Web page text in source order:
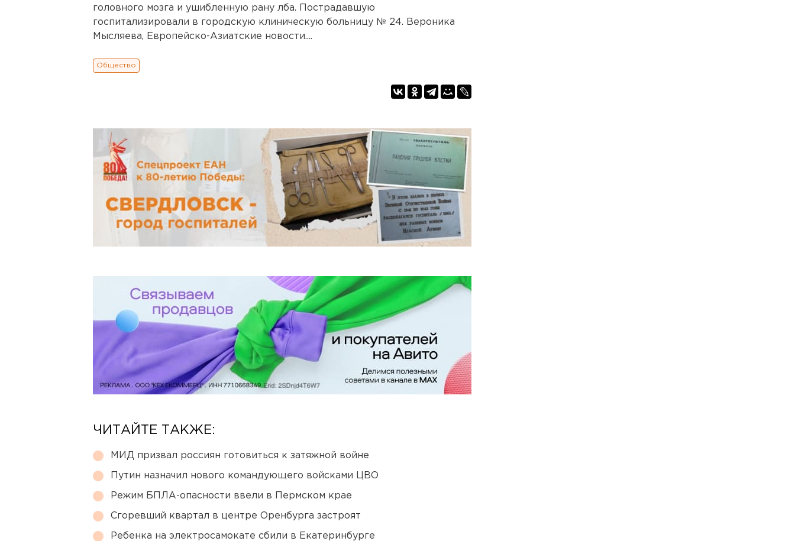
головного мозга и ушибленную рану лба. Пострадавшую
госпитализировали в городскую клиническую больницу № 24. Вероника
Мысляева, Европейско-Азиатские новости....
Общество
ЧИТАЙТЕ ТАКЖЕ:
МИД призвал россиян готовиться к затяжной войне
Путин назначил нового командующего войсками ЦВО
Режим БПЛА-опасности ввели в Пермском крае
Сгоревший квартал в центре Оренбурга застроят
Ребенка на электросамокате сбили в Екатеринбурге